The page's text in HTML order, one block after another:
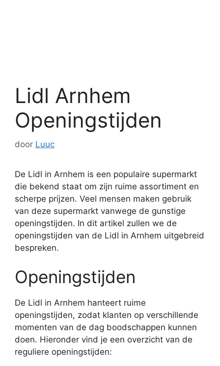
Lidl Arnhem
Openingstijden
door Luuc
De Lidl in Arnhem is een populaire supermarkt
die bekend staat om zijn ruime assortiment en
scherpe prijzen. Veel mensen maken gebruik
van deze supermarkt vanwege de gunstige
openingstijden. In dit artikel zullen we de
openingstijden van de Lidl in Arnhem uitgebreid
bespreken.
Openingstijden
De Lidl in Arnhem hanteert ruime
openingstijden, zodat klanten op verschillende
momenten van de dag boodschappen kunnen
doen. Hieronder vind je een overzicht van de
reguliere openingstijden: